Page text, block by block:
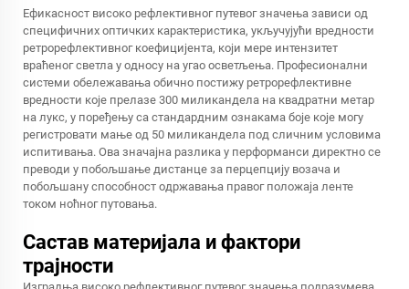
Ефикасност високо рефлективног путевог значења зависи од
специфичних оптичких карактеристика, укључујући вредности
ретрорефлективног коефицијента, који мере интензитет
враћеног светла у односу на угао осветљења. Професионални
системи обележавања обично постижу ретрорефлективне
вредности које прелазе 300 миликандела на квадратни метар
на лукс, у поређењу са стандардним ознакама боје које могу
регистровати мање од 50 миликандела под сличним условима
испитивања. Ова значајна разлика у перформанси директно се
преводи у побољшање дистанце за перцепцију возача и
побољшану способност одржавања правог положаја ленте
током ноћног путовања.
Састав материјала и фактори
трајности